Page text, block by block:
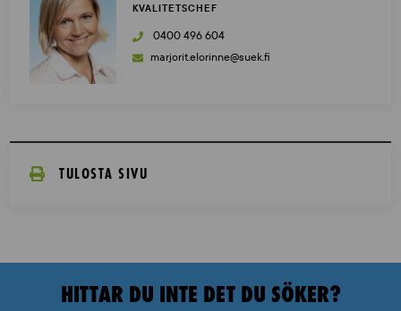
KVALITETSCHEF
0400 496 604
marjorit.elorinne@suek.fi
TULOSTA SIVU
HITTAR DU INTE DET DU SÖKER?